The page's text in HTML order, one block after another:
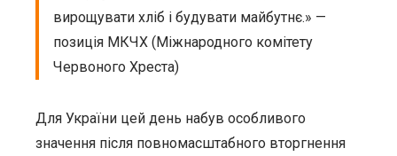
вирощувати хліб і будувати майбутнє.» —
позиція МКЧХ (Міжнародного комітету
Червоного Хреста)
Для України цей день набув особливого
значення після повномасштабного вторгнення